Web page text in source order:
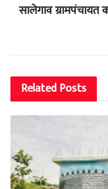
सालेगाव ग्रामपंचायत
RelatedPosts